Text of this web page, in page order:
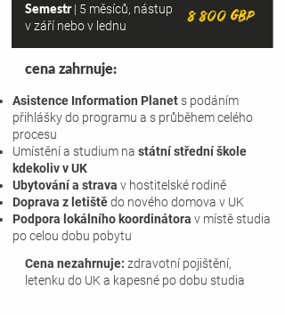
Semestr| 5 měsíců, nástup
v září nebo v lednu
8 800 GBP
cena zahrnuje:
Asistence Information Planet s podáním
přihlášky do programu a s průběhemcelého
procesu
Umístění a studium na státní střední škole
kdekoliv v UK
Ubytování a strava v hostitelské rodině
Doprava z letištědo nového domova v UK
Podpora lokálního koordinátora v místě studia
po celou dobu pobytu
Cena nezahrnuje: zdravotní pojištění,
letenku do UK a kapesné po dobu studia